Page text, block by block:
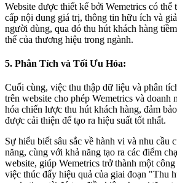
Website được thiết kế bởi Wemetrics có thể
cấp nội dung giá trị, thông tin hữu ích và
người dùng, qua đó thu hút khách hàng
thế của thương hiệu trong ngành.
5. Phân Tích và Tối Ưu Hóa:
Cuối cùng, việc thu thập dữ liệu và phân
trên website cho phép Wemetrics và doanh
hóa chiến lược thu hút khách hàng, đảm
được cải thiện để tạo ra hiệu suất tốt nhất.
Sự hiểu biết sâu sắc về hành vi và nhu cầu
năng, cùng với khả năng tạo ra các điểm
website, giúp Wemetrics trở thành một
việc thúc đẩy hiệu quả của giai đoạn "Thu